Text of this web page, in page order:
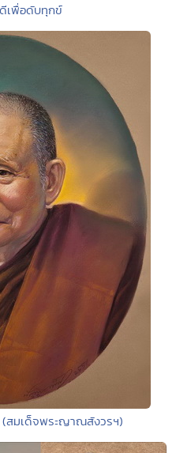
เพื่อดับทุกข์
(สมเด็จพระญาณสังวรฯ)